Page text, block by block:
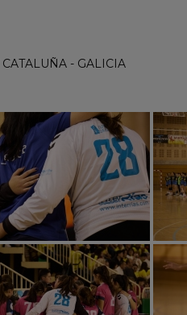
- GALICIA